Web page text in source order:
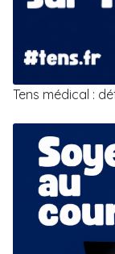
Tens médical :